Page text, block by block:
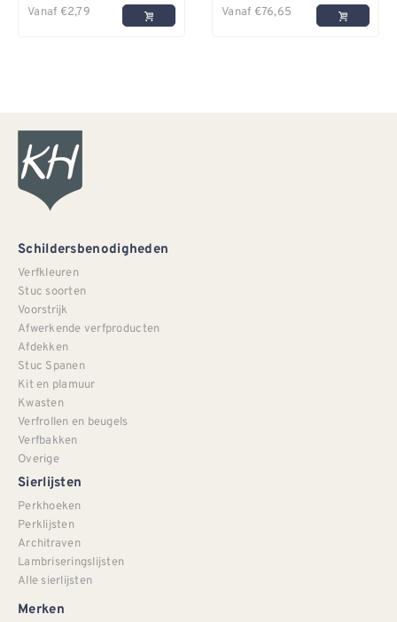
Vanaf €2,79 Vanaf €76,65
Schildersbenodigheden
Verfkleuren
Stuc soorten
Voorstrijk
Afwerkende verfproducten
Afdekken
Stuc Spanen
Kit en plamuur
Kwasten
Verfrollen en beugels
Verfbakken
Overige
Sierlijsten
Perkhoeken
Perklijsten
Architraven
Lambriseringslijsten
Alle sierlijsten
Merken